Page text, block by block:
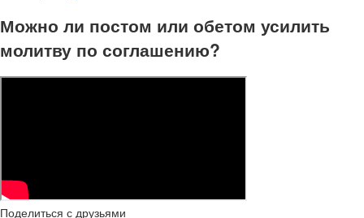
Можно ли постом или обетом усилить
молитву по соглашению?
Поделиться с друзьями